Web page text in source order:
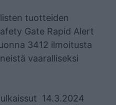
tuotteiden
Gate Rapid Alert
3412 ilmoitusta
vaaralliseksi
14.3.2024